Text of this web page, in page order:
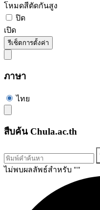
โหมดสีตัดกันสูง
ปิด
เปิด
รีเซ็ตการตั้งค่า
ภาษา
ไทย
สืบค้น Chula.ac.th
ไม่พบผลลัพธ์สำหรับ ""